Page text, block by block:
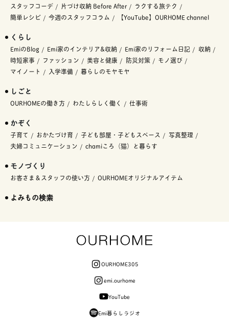
スタッフコーデ
片づけ収納 Before After
ラクする旅テク
簡単レシピ
今週のスタッフコラム 【YouTube】OURHOME channel
くらし
EmiのBlog Emi家のインテリア&収納 Emi家のリフォーム日記
収納
時短家事
ファッション 美容と健康 防災対策
モノ選び
マイノート
入学準備 暮らしのモヤモヤ
しごと
OURHOMEの働き方 わたしらしく働く 仕事術
かぞく
子育て おかたづけ育 子ども部屋・子どもスペース
写真整理
夫婦コミュニケーション
chamiころ（猫）と暮らす
モノづくり
お客さま＆スタッフの使い方 OURHOMEオリジナルアイテム
よみもの検索
OURHOME305
emi.ourhome
YouTube
Emi暮らしラジオ